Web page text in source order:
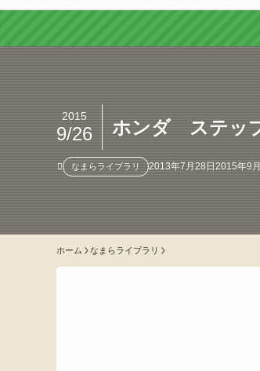
ホンダ ステッ
2015
9/26
なまらライブラリ 2013年7月28日2015年9
ホーム なまらライブラリ